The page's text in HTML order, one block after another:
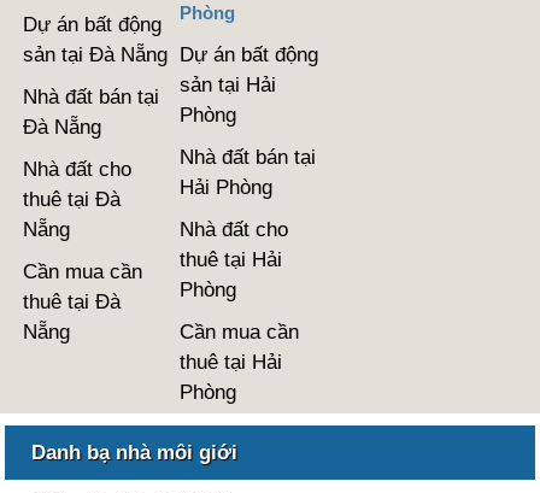
Dự án bất động
sản tại Đà Nẵng
Nhà đất bán tại
Đà Nẵng
Nhà đất cho
thuê tại Đà
Nẵng
Cần mua cần
thuê tại Đà
Nẵng
Phòng
Dự án bất động
sản tại Hải
Phòng
Nhà đất bán tại
Hải Phòng
Nhà đất cho
thuê tại Hải
Phòng
Cần mua cần
thuê tại Hải
Phòng
Danh bạ nhà môi giới